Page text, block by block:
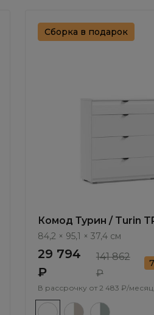
Сборка в подарок
Комод Турин / Turin
84,2 × 95,1 × 37,4 см
29 794
₽
141 862
₽
В рассрочку от 2 483 ₽/месяц